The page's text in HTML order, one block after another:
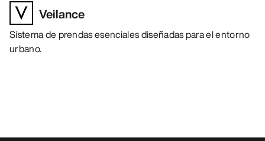
Veilance
Sistema de prendas esenciales diseñadas para el entorno
urbano.